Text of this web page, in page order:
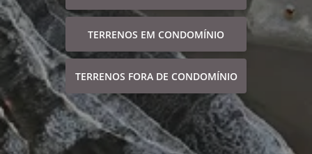
TERRENOS EM CONDOMÍNIO
TERRENOS FORA DE CONDOMÍNIO